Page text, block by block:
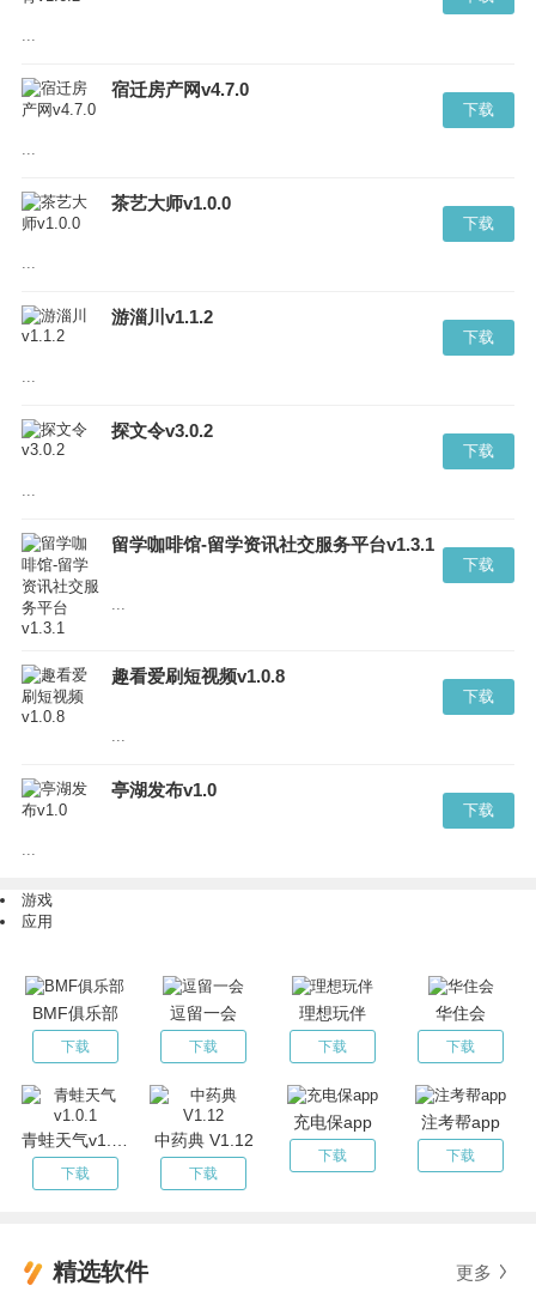
...
宿迁房产网v4.7.0
...
下载
茶艺大师v1.0.0
...
下载
游淄川v1.1.2
...
下载
探文令v3.0.2
...
下载
留学咖啡馆-留学资讯社交服务平台v1.3.1
...
下载
趣看爱刷短视频v1.0.8
...
下载
亭湖发布v1.0
...
下载
游戏
应用
BMF俱乐部
下载
逗留一会
下载
理想玩伴
下载
华住会
下载
下载
中药典 V1.12
下载
充电保app
下载
注考帮app
下载
精选软件 更多